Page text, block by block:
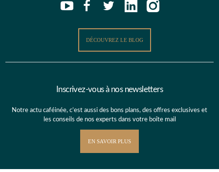
DÉCOUVREZ LE BLOG
Inscrivez-vous à nos newsletters
Notre actu caféinée, c’est aussi des bons plans, des offres exclusives et
les conseils de nos experts dans votre boîte mail
EN SAVOIR PLUS